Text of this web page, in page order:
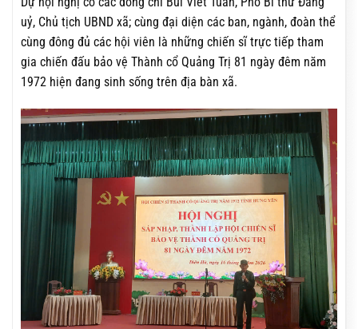
uỷ, Chủ tịch UBND xã; cùng đại diện các ban, ngành, đoàn thể
cùng đông đủ các hội viên là những chiến sĩ trực tiếp tham
gia chiến đấu bảo vệ Thành cổ Quảng Trị 81 ngày đêm năm
1972 hiện đang sinh sống trên địa bàn xã.